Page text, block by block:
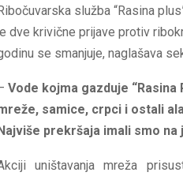
služba “Rasina
dve krivične prijave protiv
se smanjuje, naglašava
Vode kojma gazduje
samice, crpci i ostali
prekršaja imali smo na
uništavanja mreža